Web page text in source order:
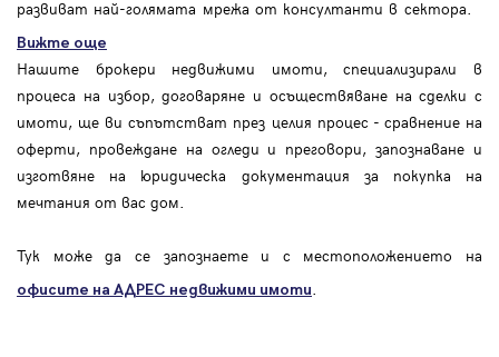
развиват най-голямата мрежа от консултанти в сектора.
Вижте още
Нашите брокери недвижими имоти, специализирали в
процеса на избор, договаряне и осъществяване на сделки с
имоти, ще ви съпътстват през целия процес - сравнение на
оферти, провеждане на огледи и преговори, запознаване и
изготвяне на юридическа документация за покупка на
мечтания от вас дом.
Тук може да се запознаете и с местоположението на
офисите на АДРЕС недвижими имоти.